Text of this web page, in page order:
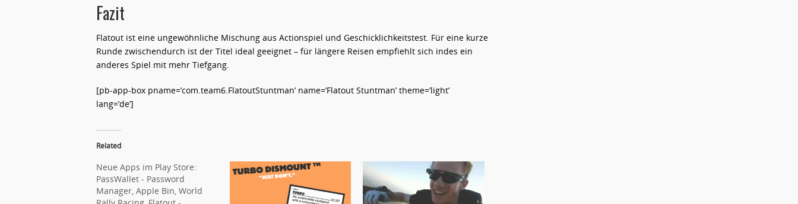
Fazit
Flatout ist eine ungewöhnliche Mischung aus Actionspiel und Geschicklichkeitstest. Für eine kurze
Runde zwischendurch ist der Titel ideal geeignet – für längere Reisen empfiehlt sich indes ein
anderes Spiel mit mehr Tiefgang.
[pb-app-box pname=’com.team6.FlatoutStuntman’ name=’Flatout Stuntman’ theme=’light’
lang=’de’]
Related
Neue Apps im Play Store:
PassWallet - Password
Manager, Apple Bin, World